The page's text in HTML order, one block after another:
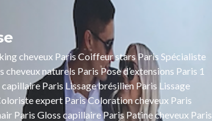
cheveux Paris Coiffeur stars Paris Spécialiste
naturels Paris Pose d’extensions Paris 1
Paris Lissage brésilien Paris Lissage
expert Paris Coloration cheveux Paris
Paris Gloss capillaire Paris Patine cheveux Paris